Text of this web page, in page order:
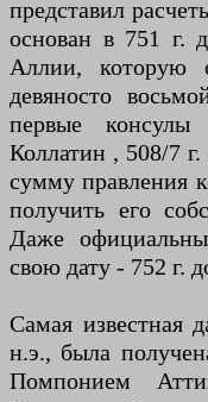
представил
основан в 751 г.
Аллии, которую
девяносто
первые
Коллатин , 508/7
сумму правления
получить его
Даже
свою дату - 752 г.
Самая известная
н.э., была
Помпонием